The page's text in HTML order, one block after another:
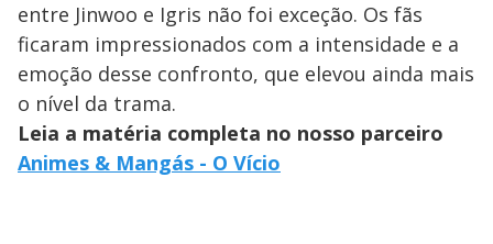
entre Jinwoo e Igris não foi exceção. Os fãs
ficaram impressionados com a intensidade e a
emoção desse confronto, que elevou ainda mais
o nível da trama.
Leia a matéria completa no nosso parceiro
Animes & Mangás - O Vício